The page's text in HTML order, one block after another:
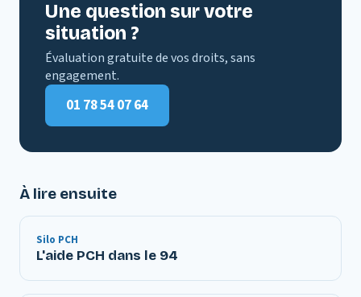
Une question sur votre
situation ?
Évaluation gratuite de vos droits, sans
engagement.
01 78 54 07 64
À lire ensuite
Silo PCH
L'aide PCH dans le 94